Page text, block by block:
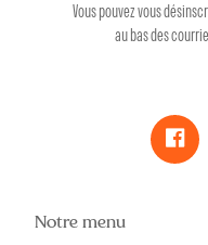
Vous pouvez vous
au bas des
Notre menu